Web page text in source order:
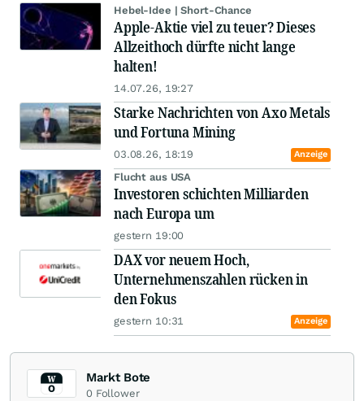
Hebel-Idee | Short-Chance
Apple-Aktie viel zu teuer? Dieses
Allzeithoch dürfte nicht lange
halten!
14.07.26, 19:27
Starke Nachrichten von Axo Metals
und Fortuna Mining
03.08.26, 18:19 Anzeige
Flucht aus USA
Investoren schichten Milliarden
nach Europa um
gestern 19:00
DAX vor neuem Hoch,
Unternehmenszahlen rücken in
den Fokus
gestern 10:31 Anzeige
Markt Bote
0 Follower